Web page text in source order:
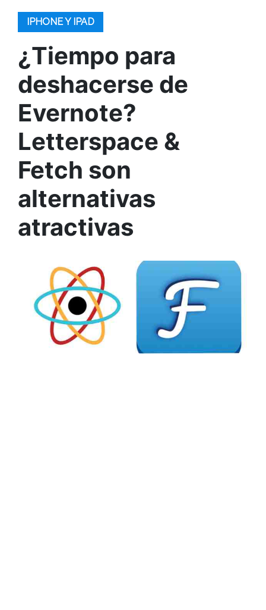
IPHONE Y IPAD
¿Tiempo para
deshacerse de
Evernote?
Letterspace &
Fetch son
alternativas
atractivas